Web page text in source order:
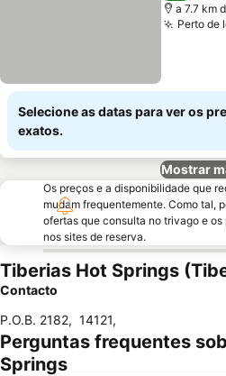
a 7.7 km
Perto de
Selecione as datas para ver os
exatos.
Mostrar
Os preços e a disponibilidade que
mudam frequentemente. Como tal,
ofertas que consulta no trivago e
nos sites de reserva.
Tiberias Hot Springs
Contacto
P.O.B. 2182, 14121,
Perguntas frequentes
Springs